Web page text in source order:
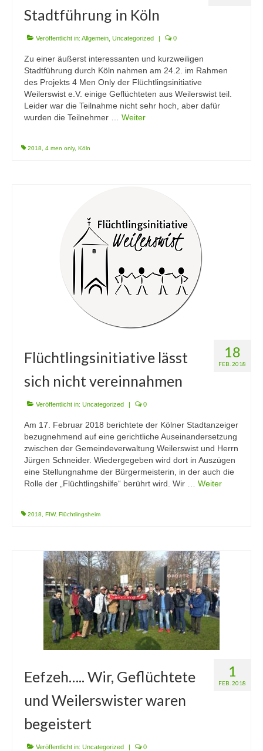
Stadtführung in Köln
Veröffentlicht in: Allgemein Uncategorized | 0
Zu einer äußerst interessanten und kurzweiligen
Stadtführung durch Köln nahmen am 24.2. im Rahmen
des Projekts 4 Men Only der Flüchtlingsinitiative
Weilerswist e.V. einige Geflüchteten aus Weilerswist teil.
Leider war die Teilnahme nicht sehr hoch, aber dafür
wurden die Teilnehmer … Weiter
2018 4 men only, Köln
18
FEB. 2018
Flüchtlingsinitiative lässt
sich nicht vereinnahmen
Veröffentlicht in: Uncategorized | 0
Am 17. Februar 2018 berichtete der Kölner Stadtanzeiger
bezugnehmend auf eine gerichtliche Auseinandersetzung
zwischen der Gemeindeverwaltung Weilerswist und Herrn
Jürgen Schneider. Wiedergegeben wird dort in Auszügen
eine Stellungnahme der Bürgermeisterin, in der auch die
Rolle der „Flüchtlingshilfe“ berührt wird. Wir … Weiter
2018 FIW, Flüchtlingsheim
1
FEB. 2018
Eefzeh….. Wir, Geflüchtete
und Weilerswister waren
begeistert
Veröffentlicht in: Uncategorized | 0